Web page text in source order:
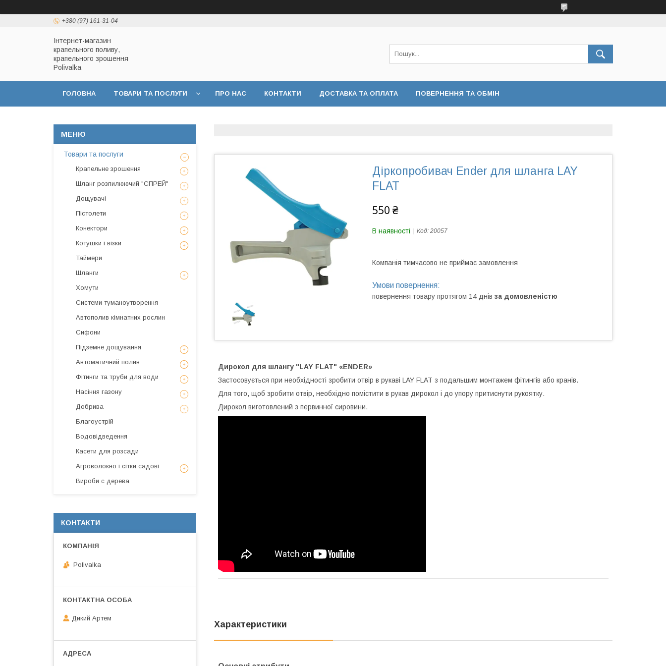
+380 (97) 161-31-04
Інтернет-магазин
крапельного поливу,
крапельного зрошення
Polivalka
ГОЛОВНА ТОВАРИ ТА ПОСЛУГИ ПРО НАС КОНТАКТИ ДОСТАВКА ТА ОПЛАТА ПОВЕРНЕННЯ ТА ОБМІН
Діркопробивач Ender для шланга LAY
FLAT
550 ₴
В наявності Код: 20057
Компанія тимчасово не приймає замовлення
повернення товару протягом 14 днів за домовленістю
Дирокол для шлангу "LAY FLAT" «ENDER»
Застосовується при необхідності зробити отвір в рукаві LAY FLAT з подальшим монтажем фітингів або кранів.
Для того, щоб зробити отвір, необхідно помістити в рукав дирокол і до упору притиснути рукоятку.
Дирокол виготовлений з первинної сировини.
Характеристики
Товари та послуги
Крапельне зрошення
Шланг розпилюючий "СПРЕЙ"
Дощувачі
Пістолети
Конектори
Котушки і візки
Таймери
Шланги
Хомути
Системи туманоутворення
Автополив кімнатних рослин
Сифони
Підземне дощування
Автоматичний полив
Фітинги та труби для води
Насіння газону
Добрива
Благоустрій
Водовідведення
Касети для розсади
Агроволокно і сітки садові
Вироби с дерева
КОНТАКТИ
Polivalka
Дикий Артем